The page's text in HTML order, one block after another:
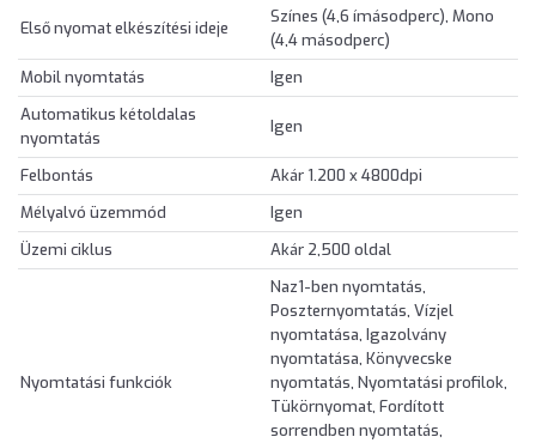
Első nyomat elkészítési ideje
Színes (4,6 ímásodperc), Mono
(4,4 másodperc)
Mobil nyomtatás
Igen
Automatikus kétoldalas
nyomtatás
Igen
Felbontás
Akár 1.200 x 4800dpi
Mélyalvó üzemmód
Igen
Üzemi ciklus
Akár 2,500 oldal
Nyomtatási funkciók
Naz1-ben nyomtatás,
Poszternyomtatás, Vízjel
nyomtatása, Igazolvány
nyomtatása, Könyvecske
nyomtatás, Nyomtatási profilok,
Tükörnyomat, Fordított
sorrendben nyomtatás,